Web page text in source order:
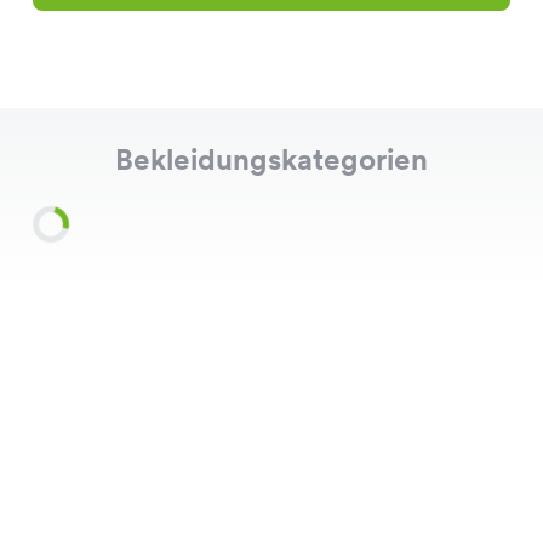
Bekleidungskategorien